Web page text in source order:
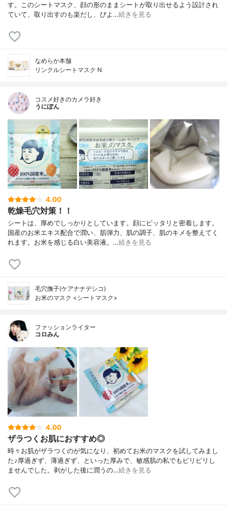
す。このシートマスク、顔の形のままシートが取り出せるよう設計され
ていて、取り出すのも楽だし、びよ…続きを見る
なめらか本舗
リンクルシートマスク N
コスメ好きのカメラ好き
うにぽん
4.00
乾燥毛穴対策！！
シートは、厚めでしっかりとしています。顔にピッタリと密着します。
国産のお米エキス配合で潤い、肌弾力、肌の調子、肌のキメを整えてく
れます。お米を感じる白い美容液。…続きを見る
毛穴撫子(ケアナナデシコ)
お米のマスク <シートマスク>
ファッションライター
コロみん
4.00
ザラつくお肌におすすめ◎
時々お肌がザラつくのが気になり、初めてお米のマスクを試してみまし
た♪厚過ぎず、薄過ぎず、といった厚みで、敏感肌の私でもピリピリし
ませんでした。剥がした後に潤うの…続きを見る